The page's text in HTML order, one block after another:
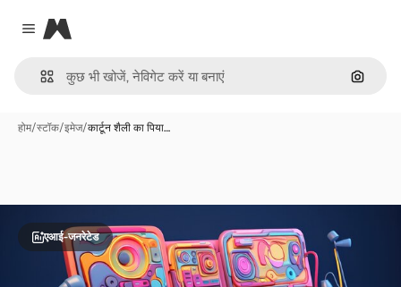
Close menu
Magnific
इमेज से
होम/स्टॉक/इमेज/कार्टून शैली का पिया…
एआई-जनरेटेड